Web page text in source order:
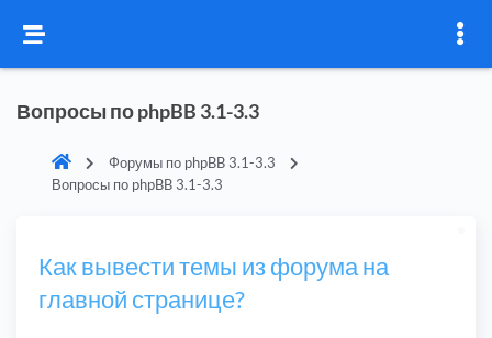
Вопросы по phpBB 3.1-3.3
Форумы по phpBB 3.1-3.3
Вопросы по phpBB 3.1-3.3
Как вывести темы из форума на
главной странице?